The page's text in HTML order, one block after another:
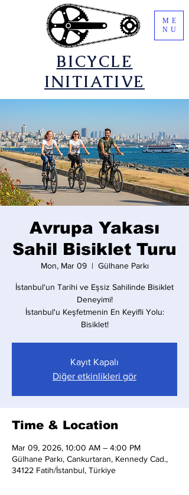
​BICYCLE
INITIATIVE
ME
NU
Avrupa Yakası
Sahil Bisiklet Turu
Mon, Mar 09
  |
Gülhane Parkı
İstanbul'un Tarihi ve Eşsiz Sahilinde Bisiklet
Deneyimi!
İstanbul'u Keşfetmenin En Keyifli Yolu:
Bisiklet!
Kayıt Kapalı
Diğer etkinlikleri gör
Time & Location
Mar 09, 2026, 10:00 AM – 4:00 PM
Gülhane Parkı, Cankurtaran, Kennedy Cad.,
34122 Fatih/İstanbul, Türkiye